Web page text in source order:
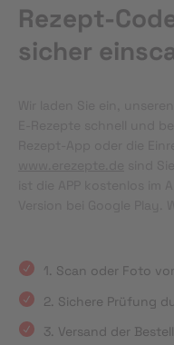
Rezept-
sicher
1. Scan oder Foto
2. Sichere Prüfung
3. Versand der